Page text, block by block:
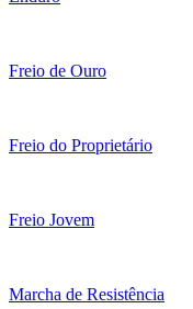
Freio de Ouro
Freio do Proprietário
Freio Jovem
Marcha de Resistência